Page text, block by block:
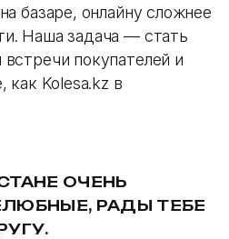
базаре, онлайну сложнее
Наша задача — стать
покупателей и
Kolesa.kz в
ОЧЕНЬ
РАДЫ ТЕБЕ